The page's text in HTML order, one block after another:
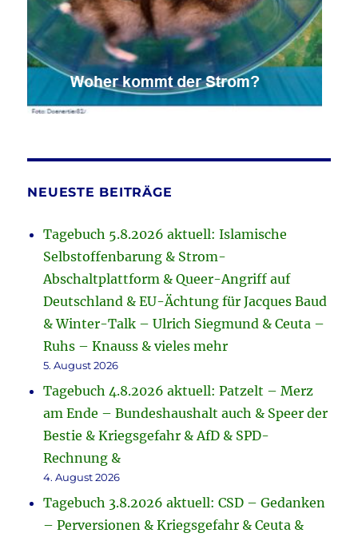
NEUESTE BEITRÄGE
Tagebuch 5.8.2026 aktuell: Islamische
Selbstoffenbarung & Strom-
Abschaltplattform & Queer-Angriff auf
Deutschland & EU-Ächtung für Jacques Baud
& Winter-Talk – Ulrich Siegmund & Ceuta –
Ruhs – Knauss & vieles mehr
5. August 2026
Tagebuch 4.8.2026 aktuell: Patzelt – Merz
am Ende – Bundeshaushalt auch & Speer der
Bestie & Kriegsgefahr & AfD & SPD-
Rechnung &
4. August 2026
Tagebuch 3.8.2026 aktuell: CSD – Gedanken
– Perversionen & Kriegsgefahr & Ceuta &